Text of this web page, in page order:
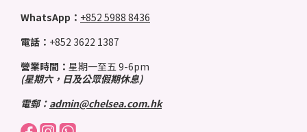
WhatsApp： +852 5988 8436
電話： +852 3622 1387
營業時間： 星期一至五 9-6pm
(星期六，日及公眾假期休息)
電郵： admin@chelsea.com.hk